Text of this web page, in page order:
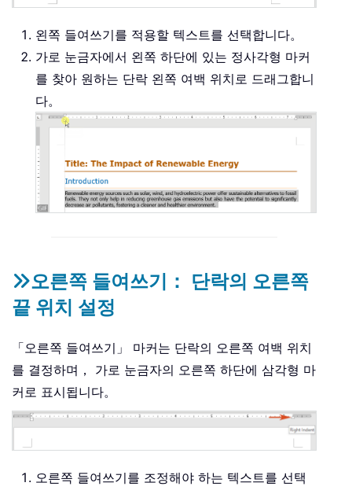
왼쪽 들여쓰기를 적용할 텍스트를 선택합니다。
가로 눈금자에서 왼쪽 하단에 있는 정사각형 마커
를 찾아 원하는 단락 왼쪽 여백 위치로 드래그합니
다。
오른쪽 들여쓰기： 단락의 오른쪽
끝 위치 설정
「오른쪽 들여쓰기」 마커는 단락의 오른쪽 여백 위치
를 결정하며， 가로 눈금자의 오른쪽 하단에 삼각형 마
커로 표시됩니다。
오른쪽 들여쓰기를 조정해야 하는 텍스트를 선택